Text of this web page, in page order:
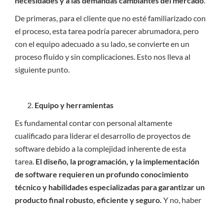
De primeras, para el cliente que no esté familiarizado con
el proceso, esta tarea podría parecer abrumadora, pero
con el equipo adecuado a su lado, se convierte en un
proceso fluido y sin complicaciones. Esto nos lleva al
siguiente punto.
Equipo y herramientas
Es fundamental contar con personal altamente
cualificado para liderar el desarrollo de proyectos de
software debido a la complejidad inherente de esta
tarea. El diseño, la programación, y la implementación
de software requieren un profundo conocimiento
técnico y habilidades especializadas para garantizar un
producto final robusto, eficiente y seguro. Y no, haber